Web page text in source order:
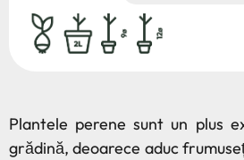
bulb,rhizom,radacina
2L 9ø 12ø
Plantele perene sunt un plus
grădină, deoarece aduc